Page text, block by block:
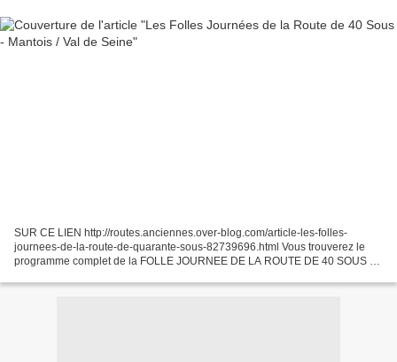
SUR CE LIEN http://routes.anciennes.over-blog.com/article-les-folles-
journees-de-la-route-de-quarante-sous-82739696.html Vous trouverez le
programme complet de la FOLLE JOURNEE DE LA ROUTE DE 40 SOUS du